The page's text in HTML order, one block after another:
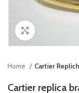
Clicca per
Home Cartier
Cartier replica